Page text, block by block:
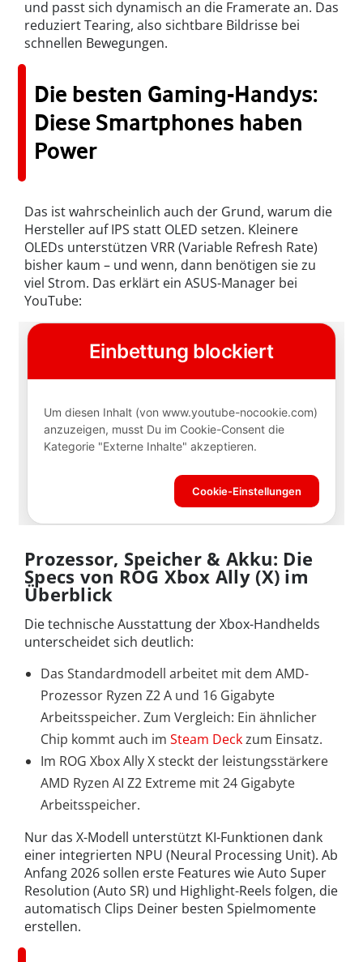
und passt sich dynamisch an die Framerate an. Das
reduziert Tearing, also sichtbare Bildrisse bei
schnellen Bewegungen.
Die besten Gaming-Handys:
Diese Smartphones haben
Power
Das ist wahrscheinlich auch der Grund, warum die
Hersteller auf IPS statt OLED setzen. Kleinere
OLEDs unterstützen VRR (Variable Refresh Rate)
bisher kaum – und wenn, dann benötigen sie zu
viel Strom. Das erklärt ein ASUS-Manager bei
YouTube:
Prozessor, Speicher & Akku: Die
Specs von ROG Xbox Ally (X) im
Überblick
Die technische Ausstattung der Xbox-Handhelds
unterscheidet sich deutlich:
Das Standardmodell arbeitet mit dem AMD-
Prozessor Ryzen Z2 A und 16 Gigabyte
Arbeitsspeicher. Zum Vergleich: Ein ähnlicher
Chip kommt auch im Steam Deckzum Einsatz.
Im ROG Xbox Ally X steckt der leistungsstärkere
AMD Ryzen AI Z2 Extreme mit 24 Gigabyte
Arbeitsspeicher.
Nur das X-Modell unterstützt KI-Funktionen dank
einer integrierten NPU (Neural Processing Unit). Ab
Anfang 2026 sollen erste Features wie Auto Super
Resolution (Auto SR) und Highlight-Reels folgen, die
automatisch Clips Deiner besten Spielmomente
erstellen.